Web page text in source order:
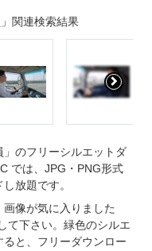
関連検索結果
のフリーシルエットダ
では、JPG・PNG形式
放題です。
像が気に入りました
して下さい。緑色のシルエ
と、フリーダウンロー